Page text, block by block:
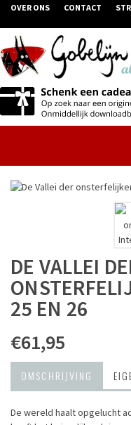
OVER ONS CONTACT
DE VALLEI
25 EN 26
€61,95
OMSCHRIJVING
De wereld haalt opgelucht